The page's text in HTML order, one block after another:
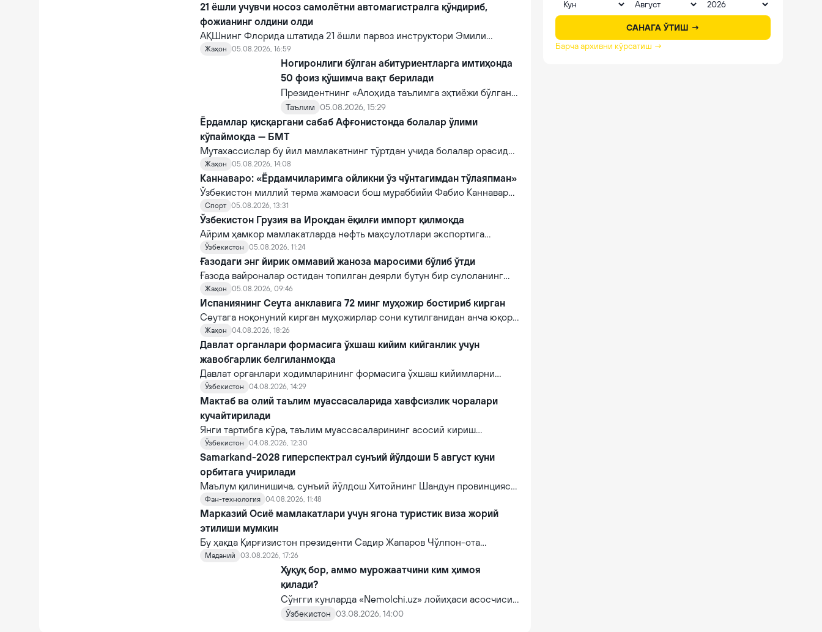
шифокорлар томонидан кўрсатилган тиббий муолажаларга
қарамасдан, у вафот этган.
21 ёшли учувчи носоз самолётни автомагистралга қўндириб,
фожианинг олдини олди
АҚШнинг Флорида штатида 21 ёшли парвоз инструктори Эмили
Шелтон двигатели носозликка учраган енгил самолётни Интерстейт
10 автомагистралига муваффақиятли қўндириб, эҳтимолий йирик
фожианинг олдини олди.
Жаҳон 05.08.2026, 16:59
Ногиронлиги бўлган абитуриентларга имтиҳонда
50 фоиз қўшимча вақт берилади
Президентнинг «Алоҳида таълимга эҳтиёжи бўлган
болаларни таълим ва ижтимоий хизматлар билан
қамраб олиш тизимини такомиллаштириш бўйича
қўшимча чора-тадбирлар тўғрисида»ги қарори
билан инклюзив таълим соҳасида қатор янги
механизмлар жорий этилади.
Таълим 05.08.2026, 15:29
Ёрдамлар қисқаргани сабаб Афғонистонда болалар ўлими
кўпаймоқда — БМТ
Мутахассислар бу йил мамлакатнинг тўртдан учида болалар орасида
кескин озиш кузатилаётганини қайд этган.
Жаҳон 05.08.2026, 14:08
Каннаваро: «Ёрдамчиларимга ойликни ўз чўнтагимдан тўлаяпман»
Ўзбекистон миллий терма жамоаси бош мураббийи Фабио Каннаваро
матбуот анжуманида ўзининг маоши ҳақида тарқалаётган
маълумотларга яна бир бор муносабат билдирди.
Спорт 05.08.2026, 13:31
Ўзбекистон Грузия ва Ироқдан ёқилғи импорт қилмоқда
Айрим ҳамкор мамлакатларда нефть маҳсулотлари экспортига
чекловлар жорий этилгани сабабли Грузия, Ироқ ва бошқа
давлатлардан авиакеросин импорт қилиш йўлга қўйилди.
Ўзбекистон 05.08.2026, 11:24
Ғазодаги энг йирик оммавий жаноза маросими бўлиб ўтди
Ғазода вайроналар остидан топилган деярли бутун бир сулоланинг
дафн маросими ўтказилди. Жами 112 киши дафн этилди.
Жаҳон 05.08.2026, 09:46
Испаниянинг Сеута анклавига 72 минг муҳожир бостириб кирган
Сеутага ноқонуний кирган муҳожирлар сони кутилганидан анча юқори
бўлиб чиқди. Испания ҳукумати 72 минг кишидан 70 минг нафари
аллақачон ҳудудни тарк этганини маълум қилди.
Жаҳон 04.08.2026, 18:26
Давлат органлари формасига ўхшаш кийим кийганлик учун
жавобгарлик белгиланмоқда
Давлат органлари ходимларининг формасига ўхшаш кийимларни
кийиш ёки жорий этишга қарши чоралар кучайтирилмоқда. Бу
фуқароларни чалғитиш ва давлат органлари номидан ишончнинг
суиистеъмол қилинишини олдини олишга қаратилган.
Ўзбекистон 04.08.2026, 14:29
Мактаб ва олий таълим муассасаларида хавфсизлик чоралари
кучайтирилади
Янги тартибга кўра, таълим муассасаларининг асосий кириш
жойларида назорат-ўтказиш пунктлари (НЎП) ҳамда кириш-чиқишни
назорат қилувчи электрон тизимлар ўрнатилади.
Ўзбекистон 04.08.2026, 12:30
Samarkand-2028 гиперспектрал сунъий йўлдоши 5 август куни
орбитага учирилади
Маълум қилинишича, сунъий йўлдош Хитойнинг Шандун провинцияси
қирғоқлари яқинида жойлашган денгиз старт платформасидан
STAR.VISION компанияси томонидан Lampung-1 йўлдоши билан бирга
фазога учирилади.
Фан-технология 04.08.2026, 11:48
Марказий Осиё мамлакатлари учун ягона туристик виза жорий
этилиши мумкин
Бу ҳақда Қирғизистон президенти Садир Жапаров Чўлпон-ота
шаҳрида бўлиб ўтган Марказий Осиё давлат раҳбарларининг
норасмий учрашувида маълум қилди.
Маданий 03.08.2026, 17:26
Ҳуқуқ бор, аммо мурожаатчини ким ҳимоя
қилади?
Сўнгги кунларда «Nemolchi.uz» лойиҳаси асосчиси
ва жамоат фаоли Ирина Матвиенко билан боғлиқ
Ўзбекистон 03.08.2026, 14:00
САНАГА ЎТИШ →
Барча архивни кўрсатиш →